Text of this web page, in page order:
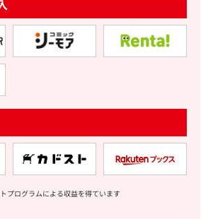
プログラムによる収益を得ています